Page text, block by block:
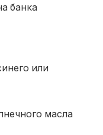
банка
или
масла